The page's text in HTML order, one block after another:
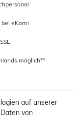
bei eKomi
möglich**
auf unserer
von